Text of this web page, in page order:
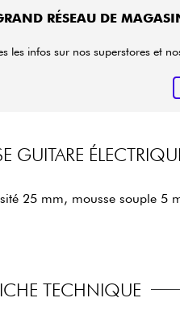
RÉSEAU DE
les infos sur nos superstores et
GUITARE
25 mm, mousse souple
TECHNIQUE